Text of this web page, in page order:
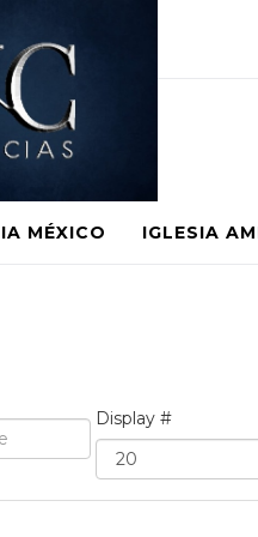
MÉXICO IGLESIA
Display #